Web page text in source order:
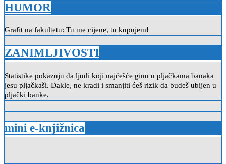
HUMOR
Grafit na fakultetu: Tu me cijene, tu kupujem!
ZANIMLJIVOSTI
Statistike pokazuju da ljudi koji najčešće ginu u pljačkama banaka
jesu pljačkaši. Dakle, ne kradi i smanjiti ćeš rizik da budeš ubijen u
pljački banke.
mini e-knjižnica